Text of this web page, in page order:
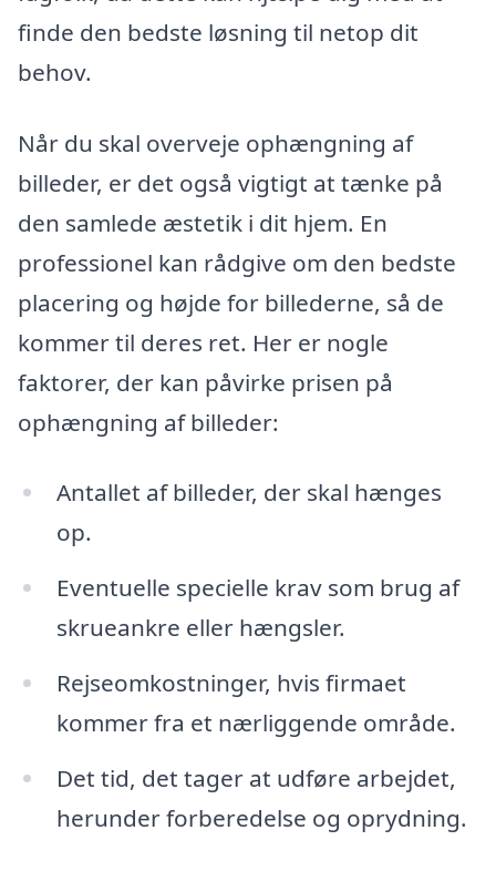
finde den bedste løsning til netop dit
behov.
Når du skal overveje ophængning af
billeder, er det også vigtigt at tænke på
den samlede æstetik i dit hjem. En
professionel kan rådgive om den bedste
placering og højde for billederne, så de
kommer til deres ret. Her er nogle
faktorer, der kan påvirke prisen på
ophængning af billeder:
Antallet af billeder, der skal hænges
op.
Eventuelle specielle krav som brug af
skrueankre eller hængsler.
Rejseomkostninger, hvis firmaet
kommer fra et nærliggende område.
Det tid, det tager at udføre arbejdet,
herunder forberedelse og oprydning.